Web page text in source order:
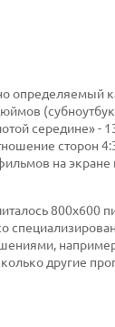
определяемый
середине» -
сторон
на экране
800х600
другие